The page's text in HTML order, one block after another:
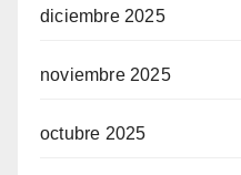
diciembre 2025
noviembre 2025
octubre 2025